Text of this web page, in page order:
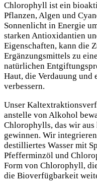
Chlorophyll ist ein
Pflanzen, Algen und
Sonnenlicht in Energie
starken Antioxidantien
Eigenschaften, kann die
Ergänzungsmittels zu
natürlichen
Haut, die Verdauung und
verbessern.
Unser
anstelle von Alkohol
Chlorophylls, das wir
gewinnen. Wir
destilliertes Wasser mit
Pfefferminzöl und
Form von Chlorophyll,
die Bioverfügbarkeit